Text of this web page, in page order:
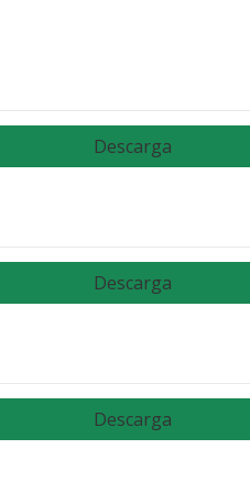
Descarga
Descarga
Descarga